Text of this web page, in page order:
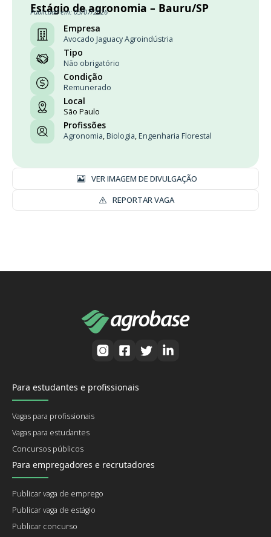
Estágio de agronomia – Bauru/SP
Publicado em: 03/07/2026
Empresa
Avocado Jaguacy Agroindústria
Tipo
Não obrigatório
Condição
Remunerado
Local
São Paulo
Profissões
Agronomia, Biologia, Engenharia Florestal
VER IMAGEM DE DIVULGAÇÃO
REPORTAR VAGA
Para estudantes e profissionais
Vagas para profissionais
Vagas para estudantes
Concursos públicos
Para empregadores e recrutadores
Publicar vaga de emprego
Publicar vaga de estágio
Publicar concurso